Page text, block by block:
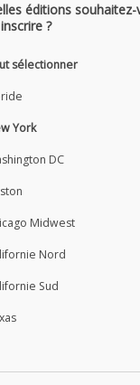
éditions souhaitez-
?
sélectionner
York
DC
Midwest
Nord
Sud